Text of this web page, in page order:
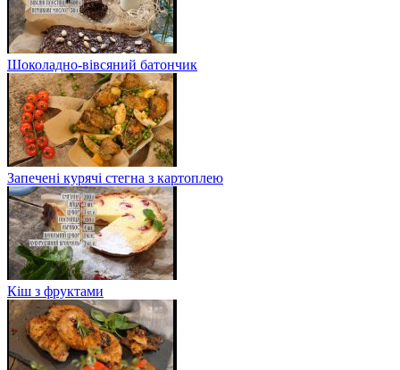
Шоколадно-вівсяний батончик
Запечені курячі стегна з картоплею
Кіш з фруктами